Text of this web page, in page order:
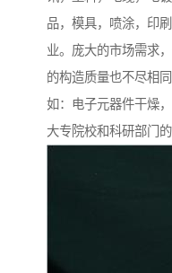
品，模具，喷涂，印
业。庞大的市场需求
的构造质量也不尽相
如：电子元器件干燥
大专院校和科研部门